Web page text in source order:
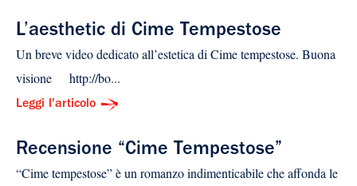
L’aesthetic di Cime Tempestose
Un breve video dedicato all’estetica di Cime tempestose. Buona
visione http://bo...
Leggi l'articolo
Recensione “Cime Tempestose”
“Cime tempestose” è un romanzo indimenticabile che affonda le